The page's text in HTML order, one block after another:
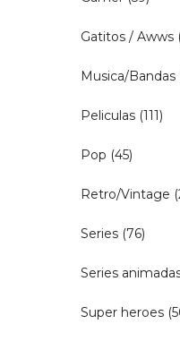
Gatitos / Awws
Musica/Bandas
Peliculas (111)
Pop (45)
Retro/Vintage
Series (76)
Series
Super heroes